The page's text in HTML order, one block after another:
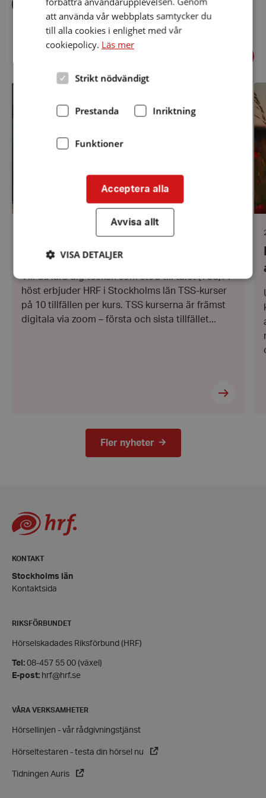
via
facebook
via
twitter
via
linkedin
Relaterade nyheter
TSS-
TSS-kurser hösten 2026
Vill du lära dig tecken som stöd till talet (TSS)? I
höst erbjuder HRF i Stockholms län TSS-kurser
på 10 tillfällen per kurs. TSS kurserna är främst
digitala via zoom – första och sista tillfället...
6
16
Fler nyheter
KONTAKT
Stockholms län
Kontaktsida
RIKSFÖRBUNDET
Hörselskadades Riksförbund (HRF)
Tel: 08-457 55 00 (växel)
E-post: hrf@hrf.se
VÅRA VERKSAMHETER
Hörsellinjen - vår rådgivningstjänst
Hörseltestaren - testa din hörsel nu
Tidningen Auris
att använda vår webbplats samtycker du
till alla cookies i enlighet med vår
cookiepolicy. Läs mer
Strikt nödvändigt
Prestanda Inriktning
Funktioner
Acceptera alla
Avvisa allt
VISA DETALJER
Strikt nödvändigt Prestanda
Inriktning
Funktioner
Leverantör
Domän
VISITOR_PRIVACY_METADATA
Privacy Policy